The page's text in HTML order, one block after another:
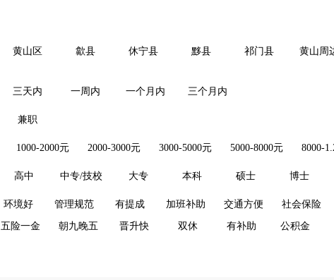
黄山区 歙县 休宁县 黟县 祁门县
黄山周
三天内 一周内 一个月内 三个月内
兼职
1000-2000元 2000-3000元 3000-5000元 5000-8000元 8000-
高中 中专/技校 大专 本科 硕士 博士
环境好 管理规范 有提成 加班补助 交通方便 社会保险
五险一金 朝九晚五 晋升快 双休 有补助 公积金